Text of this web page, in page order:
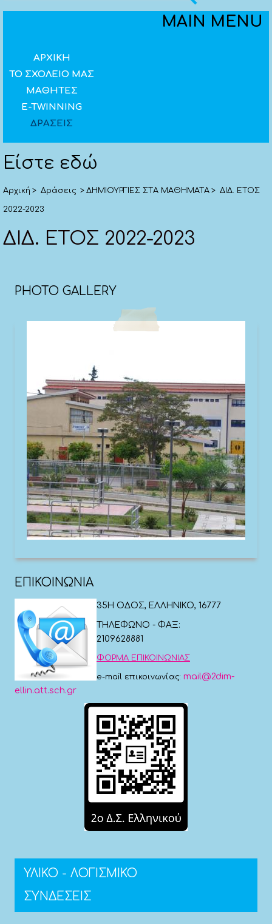
MAIN MENU
ΑΡΧΙΚΗ
ΤΟ ΣΧΟΛΕΙΟ ΜΑΣ
ΜΑΘΗΤΕΣ
E-TWINNING
ΔΡΑΣΕΙΣ
Είστε εδώ
Αρχική > Δράσεις > ΔΗΜΙΟΥΡΓΙΕΣ ΣΤΑ ΜΑΘΗΜΑΤΑ > ΔΙΔ. ΕΤΟΣ
2022-2023
ΔΙΔ. ΕΤΟΣ 2022-2023
Επαναφορά
Αναστροφή χρωμάτων (άσπρο - μαύρο)
Βελτιστοποίηση γραμματοσειρών για
δυσλεξία
PHOTO GALLERY
ΕΠΙΚΟΙΝΩΝΙΑ
35Η ΟΔΟΣ, ΕΛΛΗΝΙΚΟ, 16777
ΤΗΛΕΦΩΝΟ - ΦΑΞ:
2109628881
ΦΟΡΜΑ ΕΠΙΚΟΙΝΩΝΙΑΣ
e-mail επικοινωνίας: mail@2dim-
ellin.att.sch.gr
ΥΛΙΚΟ - ΛΟΓΙΣΜΙΚΟ
ΣΥΝΔΕΣΕΙΣ